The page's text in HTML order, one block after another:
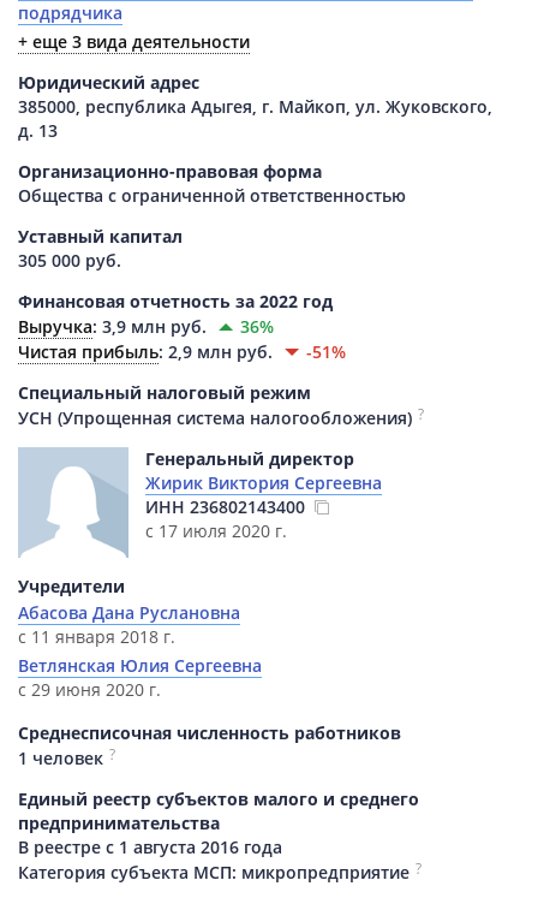
подрядчика
+ еще 3 вида деятельности
Юридический адрес
385000, республика Адыгея, г. Майкоп, ул. Жуковского,
д. 13
Организационно-правовая форма
Общества с ограниченной ответственностью
Уставный капитал
305 000 руб.
Финансовая отчетность за 2022 год
Выручка: 3,9 млн руб.
36%
Чистая прибыль: 2,9 млн руб.
-51%
Специальный налоговый режим
УСН (Упрощенная система налогообложения) ?
Генеральный директор
Жирик Виктория Сергеевна
ИНН 236802143400
с 17 июля 2020 г.
Учредители
Абасова Дана Руслановна
с 11 января 2018 г.
Ветлянская Юлия Сергеевна
с 29 июня 2020 г.
Среднесписочная численность работников
1 человек ?
Единый реестр субъектов малого и среднего
предпринимательства
В реестре с 1 августа 2016 года
Категория субъекта МСП: микропредприятие ?